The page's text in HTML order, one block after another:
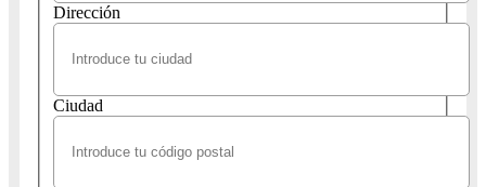
Dirección
Ciudad